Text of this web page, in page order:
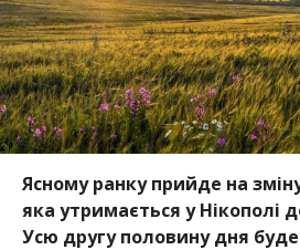
Ясному ранку прийде на
яка утримається у Нікополі
Усю другу половину дня